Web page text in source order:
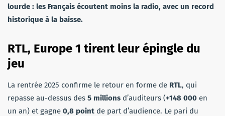
lourde : les Français écoutent moins la radio, avec un record
historique à la baisse.
RTL, Europe 1 tirent leur épingle du
jeu
La rentrée 2025 confirme le retour en forme de RTL, qui
repasse au-dessus des 5 millions d’auditeurs (+148 000 en
un an) et gagne 0,8 point de part d’audience. Le pari du